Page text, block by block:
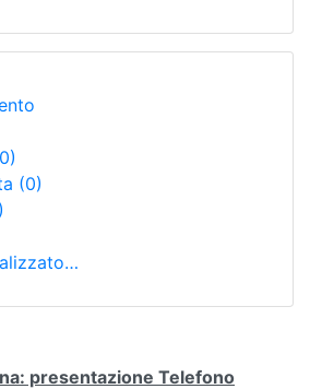
(0)
presentazione Telefono